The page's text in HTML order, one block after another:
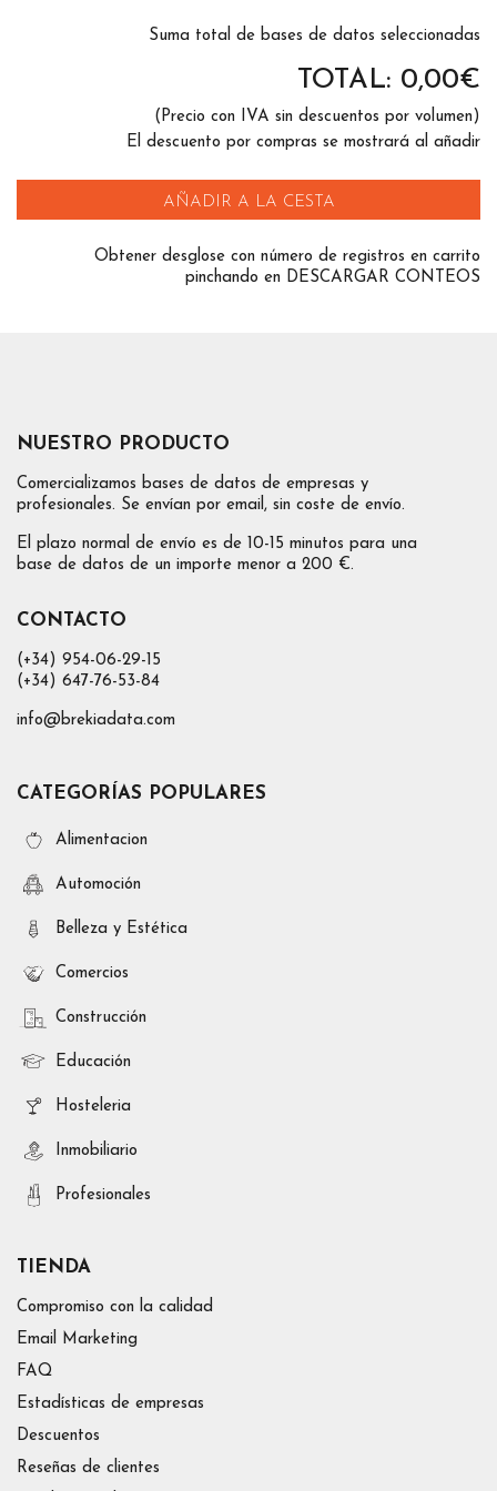
Suma total de bases de datos seleccionadas
TOTAL: 0,00€
(Precio con IVA sin descuentos por volumen)
El descuento por compras se mostrará al añadir
AÑADIR A LA CESTA
Obtener desglose con número de registros en carrito
pinchando en DESCARGAR CONTEOS
NUESTRO PRODUCTO
Comercializamos bases de datos de empresas y
profesionales. Se envían por email, sin coste de envío.
El plazo normal de envío es de 10-15 minutos para una
base de datos de un importe menor a 200 €.
CONTACTO
(+34) 954-06-29-15
(+34) 647-76-53-84
info@brekiadata.com
CATEGORÍAS POPULARES
Alimentacion
Automoción
Belleza y Estética
Comercios
Construcción
Educación
Hosteleria
Inmobiliario
Profesionales
TIENDA
Compromiso con la calidad
Email Marketing
FAQ
Estadísticas de empresas
Descuentos
Reseñas de clientes